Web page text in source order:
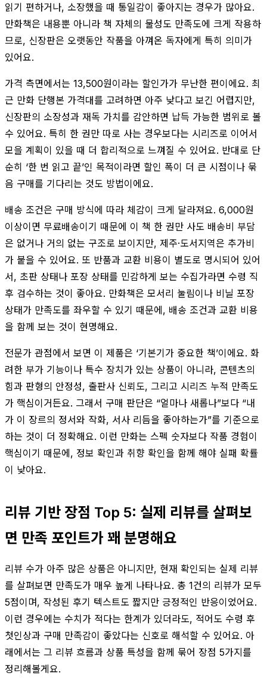
읽기 편하거나, 소장했을 때 통일감이 좋아지는 경우가 많아요.
만화책은 내용뿐 아니라 책 자체의 물성도 만족도에 크게 작용하
므로, 신장판은 오랫동안 작품을 아껴온 독자에게 특히 의미가
있어요.
가격 측면에서는 13,500원이라는 할인가가 무난한 편이에요. 최
근 만화 단행본 가격대를 고려하면 아주 낮다고 보긴 어렵지만,
신장판의 소장성과 재독 가치를 감안하면 납득 가능한 범위로 볼
수 있어요. 특히 한 권만 따로 사는 경우보다는 시리즈로 이어서
모을 계획이 있을 때 더 합리적으로 느껴질 수 있어요. 반대로 단
순히 ‘한 번 읽고 끝’인 목적이라면 할인 폭이 더 큰 시점이나 묶
음 구매를 기다리는 것도 방법이에요.
배송 조건은 구매 방식에 따라 체감이 크게 달라져요. 6,000원
이상이면 무료배송이기 때문에 이 책 한 권만 사도 배송비 부담
은 없거나 거의 없는 구조로 보이지만, 제주·도서지역은 추가비
가 붙을 수 있어요. 또 반품과 교환 비용이 별도로 명시되어 있어
서, 초판 상태나 포장 상태를 민감하게 보는 수집가라면 수령 직
후 검수하는 것이 좋아요. 만화책은 모서리 눌림이나 비닐 포장
상태가 만족도를 좌우할 수 있기 때문에, 배송 조건과 교환 비용
을 함께 보는 것이 현명해요.
전문가 관점에서 보면 이 제품은 ‘기본기가 중요한 책’이에요. 화
려한 부가 기능이나 특수 장치가 있는 상품이 아니라, 콘텐츠의
힘과 판형의 안정성, 출판사 신뢰도, 그리고 시리즈 누적 만족도
가 핵심이거든요. 그래서 구매 판단은 “얼마나 새롭나”보다 “내
가 이 장르의 정서와 작화, 서사 리듬을 좋아하는가”를 기준으로
하는 것이 더 정확해요. 이런 만화는 스펙 숫자보다 작품 경험이
핵심이기 때문에, 정보 확인과 취향 확인을 함께 해야 실패 확률
이 낮아요.
리뷰 기반 장점 Top 5: 실제 리뷰를 살펴보
면 만족 포인트가 꽤 분명해요
리뷰 수가 아주 많은 상품은 아니지만, 현재 확인되는 실제 리뷰
를 살펴보면 만족도가 매우 높게 나타나요. 총 1건의 리뷰가 모두
5점이며, 작성된 후기 텍스트도 짧지만 긍정적인 반응이었어요.
이런 경우에는 수치가 적다는 한계가 있더라도, 적어도 수령 후
첫인상과 구매 만족감이 좋았다는 신호로 해석할 수 있어요. 아
래에서는 그 리뷰 흐름과 상품 특성을 함께 묶어 장점 5가지를
정리해볼게요.